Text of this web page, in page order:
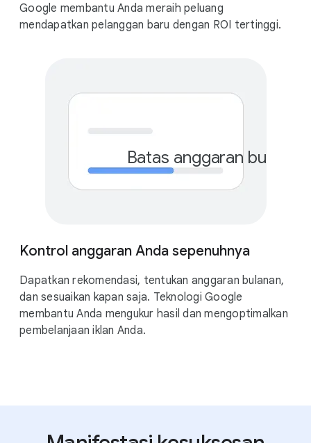
Google membantu Anda meraih peluang
mendapatkan pelanggan baru dengan ROI tertinggi.
Batas anggaran bulanan
Kontrol anggaran Anda sepenuhnya
Dapatkan rekomendasi, tentukan anggaran bulanan,
dan sesuaikan kapan saja. Teknologi Google
membantu Anda mengukur hasil dan mengoptimalkan
pembelanjaan iklan Anda.